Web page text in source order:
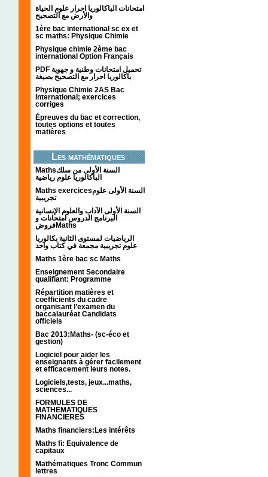
امتحانات الباكالوريا احرار علوم الحياة
والأرض مع التصحيح
1ère bac international sc ex et
sc maths: Physique Chimie
Physique chimie 2ème bac
international Option Français
PDF تحميل امتحانات وطنية و جهوية
باكالوريا احرار مع التصحيح بصيغة
Physique Chimie 2AS Bac
International; exercices
corriges
Épreuves du bac et correction,
toutes options et toutes
matières
Les mathématiques
Mathsالسنة الأولى من سلك
الباكالوريا علوم رياضية
Maths exercicesالسنة الأولى علوم
تجريبية
السنة الأولى الآداب والعلوم الإنسانية
البرنامج الدروس امتحانات و
فروضMaths
الرياضيات لمستوى الثانية بكالوريا
علوم تجريبية مجمعة في كتاب واحد
Maths 1ère bac sc Maths
Enseignement Secondaire
qualifiant: Programme
Répartition matières et
coefficients du cadre
organisant l’examen du
baccalauréat Candidats
officiels
Bac 2013:Maths- (sc-éco et
gestion)
Logiciel pour aider les
enseignants à gérer facilement
et efficacement leurs notes.
Logiciels,tests, jeux...maths,
sciences...
FORMULES DE
MATHEMATIQUES
FINANCIERES
Maths financiers:Les intérêts
Maths fi: Equivalence de
capitaux
Mathématiques Tronc Commun
lettres